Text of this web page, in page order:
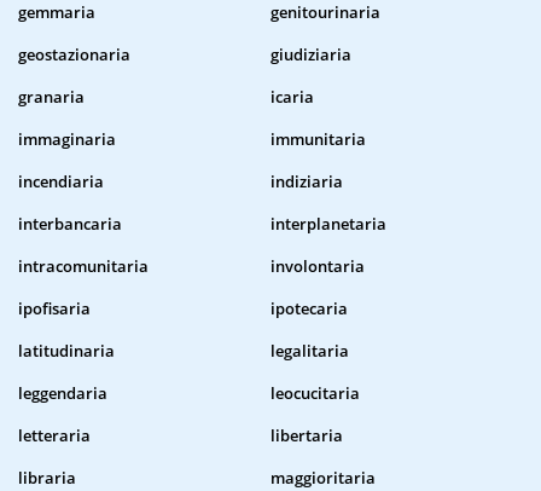
gemmaria
genitourinaria
geostazionaria
giudiziaria
granaria
icaria
immaginaria
immunitaria
incendiaria
indiziaria
interbancaria
interplanetaria
intracomunitaria
involontaria
ipofisaria
ipotecaria
latitudinaria
legalitaria
leggendaria
leocucitaria
letteraria
libertaria
libraria
maggioritaria